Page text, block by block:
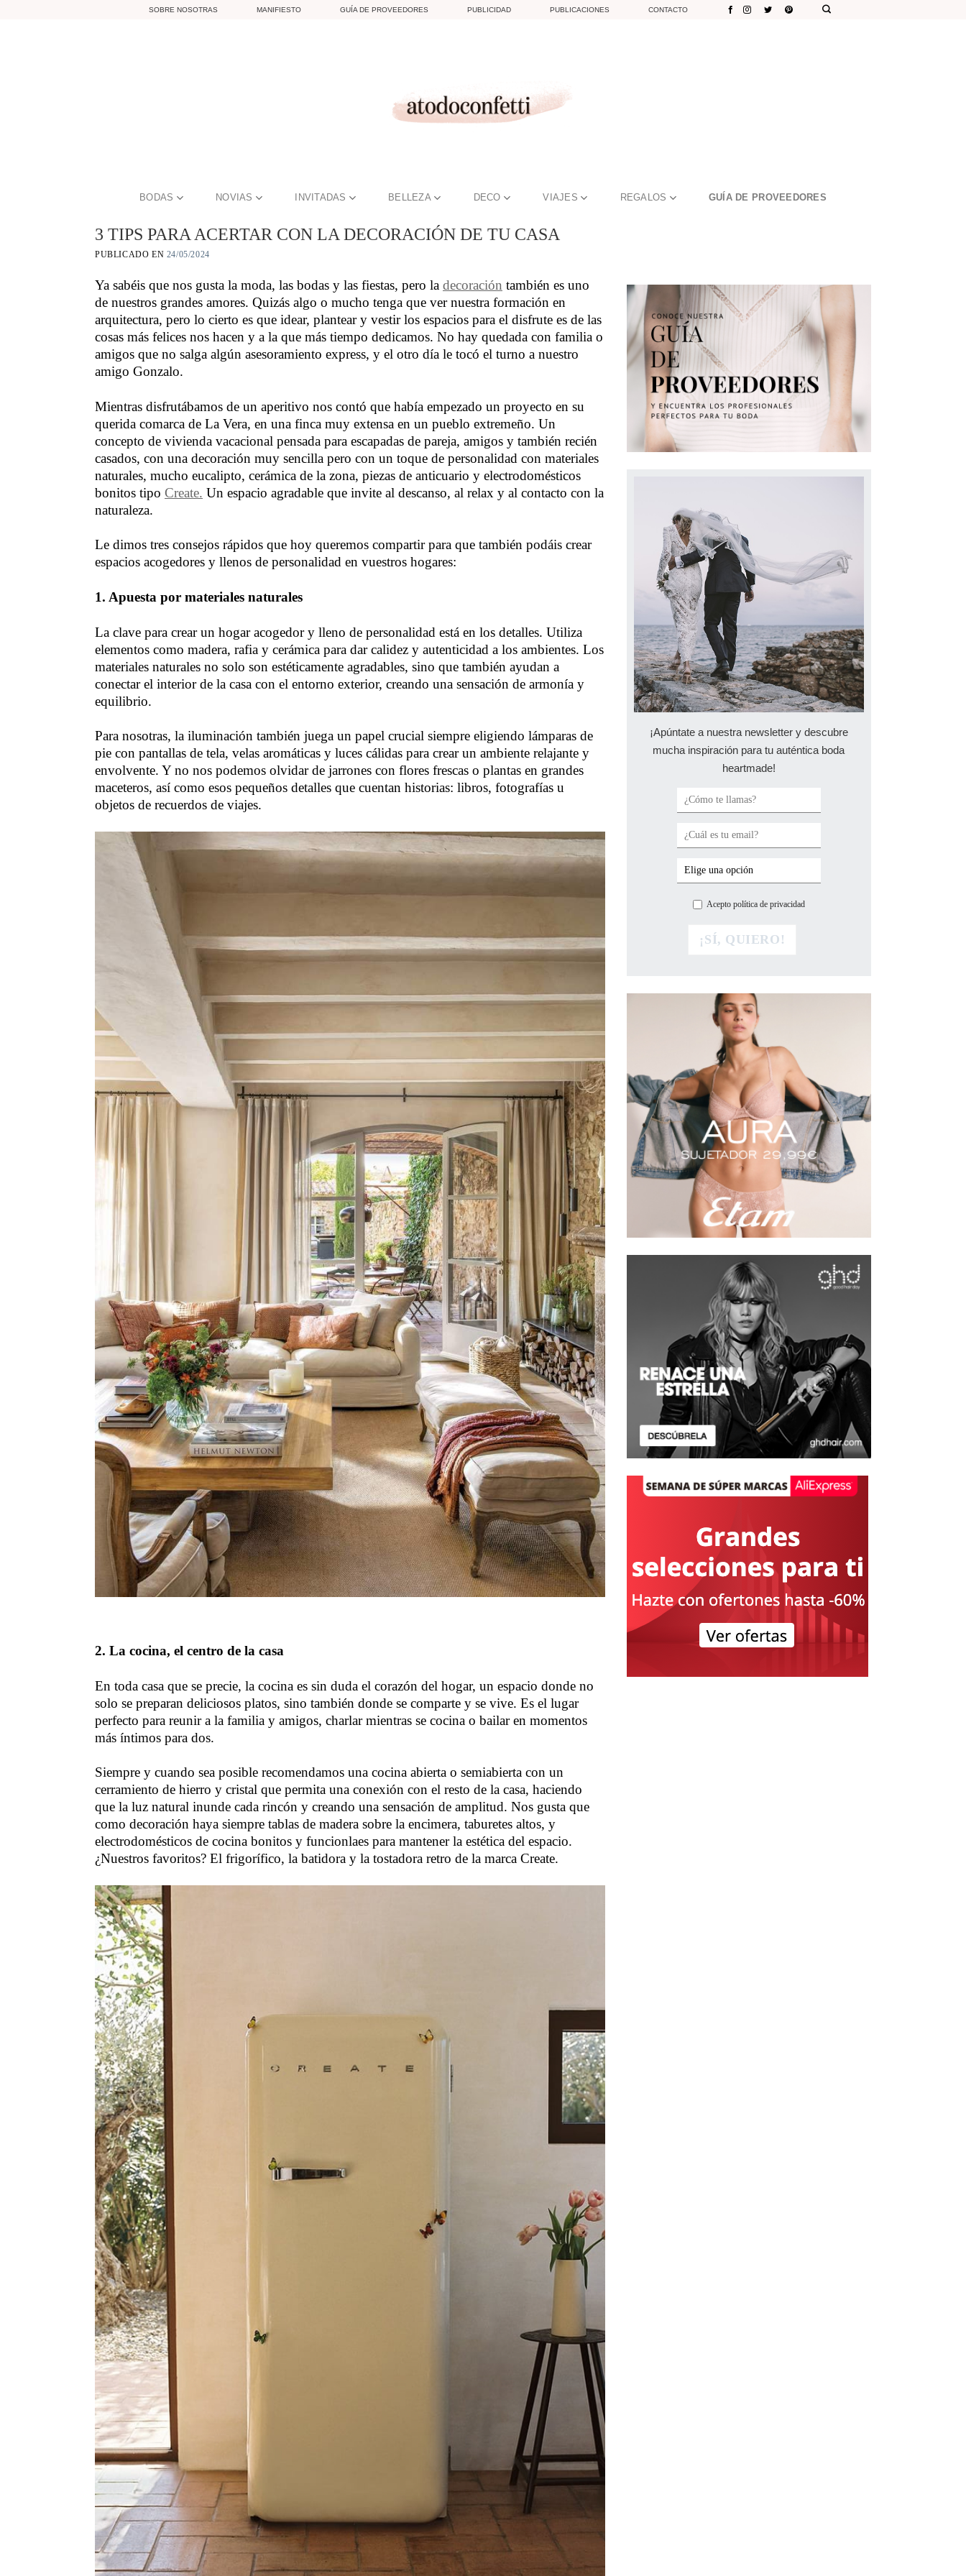
SOBRE NOSOTRAS MANIFIESTO GUÍA DE PROVEEDORES PUBLICIDAD PUBLICACIONES CONTACTO
BODAS NOVIAS INVITADAS BELLEZA DECO VIAJES REGALOS GUÍA DE PROVEEDORES
3 TIPS PARA ACERTAR CON LA DECORACIÓN DE TU CASA
PUBLICADO EN 24/05/2024
Ya sabéis que nos gusta la moda, las bodas y las fiestas, pero la decoración también es uno
de nuestros grandes amores. Quizás algo o mucho tenga que ver nuestra formación en
arquitectura, pero lo cierto es que idear, plantear y vestir los espacios para el disfrute es de las
cosas más felices nos hacen y a la que más tiempo dedicamos. No hay quedada con familia o
amigos que no salga algún asesoramiento express, y el otro día le tocó el turno a nuestro
amigo Gonzalo.
Mientras disfrutábamos de un aperitivo nos contó que había empezado un proyecto en su
querida comarca de La Vera, en una finca muy extensa en un pueblo extremeño. Un
concepto de vivienda vacacional pensada para escapadas de pareja, amigos y también recién
casados, con una decoración muy sencilla pero con un toque de personalidad con materiales
naturales, mucho eucalipto, cerámica de la zona, piezas de anticuario y electrodomésticos
bonitos tipo Create. Un espacio agradable que invite al descanso, al relax y al contacto con la
naturaleza.
Le dimos tres consejos rápidos que hoy queremos compartir para que también podáis crear
espacios acogedores y llenos de personalidad en vuestros hogares:
1. Apuesta por materiales naturales
La clave para crear un hogar acogedor y lleno de personalidad está en los detalles. Utiliza
elementos como madera, rafia y cerámica para dar calidez y autenticidad a los ambientes. Los
materiales naturales no solo son estéticamente agradables, sino que también ayudan a
conectar el interior de la casa con el entorno exterior, creando una sensación de armonía y
equilibrio.
Para nosotras, la iluminación también juega un papel crucial siempre eligiendo lámparas de
pie con pantallas de tela, velas aromáticas y luces cálidas para crear un ambiente relajante y
envolvente. Y no nos podemos olvidar de jarrones con flores frescas o plantas en grandes
maceteros, así como esos pequeños detalles que cuentan historias: libros, fotografías u
objetos de recuerdos de viajes.
2. La cocina, el centro de la casa
En toda casa que se precie, la cocina es sin duda el corazón del hogar, un espacio donde no
solo se preparan deliciosos platos, sino también donde se comparte y se vive. Es el lugar
perfecto para reunir a la familia y amigos, charlar mientras se cocina o bailar en momentos
más íntimos para dos.
Siempre y cuando sea posible recomendamos una cocina abierta o semiabierta con un
cerramiento de hierro y cristal que permita una conexión con el resto de la casa, haciendo
que la luz natural inunde cada rincón y creando una sensación de amplitud. Nos gusta que
como decoración haya siempre tablas de madera sobre la encimera, taburetes altos, y
electrodomésticos de cocina bonitos y funcionlaes para mantener la estética del espacio.
¿Nuestros favoritos? El frigorífico, la batidora y la tostadora retro de la marca Create.
¡Apúntate a nuestra newsletter y descubre
mucha inspiración para tu auténtica boda
heartmade!
Acepto política de privacidad